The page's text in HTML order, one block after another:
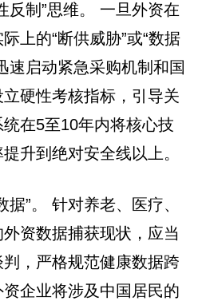
反制”思维。 一旦外资在
上的“断供威胁”或“数据
速启动紧急采购机制和国
硬性考核指标，引导关
在5至10年内将核心技
升到绝对安全线以上。
据”。 针对养老、医疗、
资数据捕获现状，应当
，严格规范健康数据跨
企业将涉及中国居民的